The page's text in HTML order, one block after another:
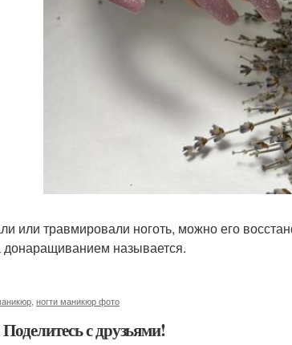
или травмировали ноготь, можно его
донаращиванием называется.
ногти маникюр фото
с друзьями!